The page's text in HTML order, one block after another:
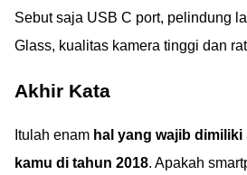
Sebut saja USB C port, pelindung
Glass, kualitas kamera tinggi dan
Akhir Kata
Itulah enam hal yang wajib
kamu di tahun 2018. Apakah